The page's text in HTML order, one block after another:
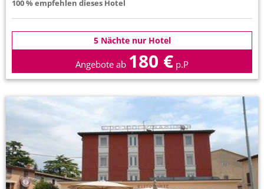
100 % empfehlen dieses Hotel
5 Nächte nur Hotel
Angebote ab 180 € p.P